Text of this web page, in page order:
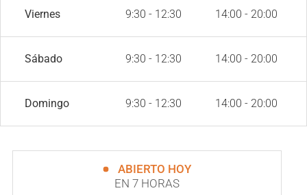
Viernes 9:30 - 12:30 14:00 - 20:00
Sábado 9:30 - 12:30 14:00 - 20:00
Domingo 9:30 - 12:30 14:00 - 20:00
ABIERTO HOY
EN 7 HORAS